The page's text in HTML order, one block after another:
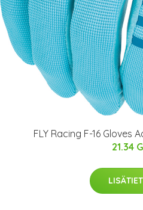
FLY Racing F-16 Gloves
21.34